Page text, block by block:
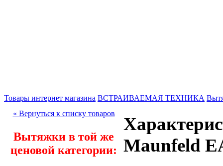
Товары интернет магазина ВСТРАИВАЕМАЯ ТЕХНИКА
« Вернуться к списку товаров
Вытяжки в той же
ценовой категории: Maunfeld